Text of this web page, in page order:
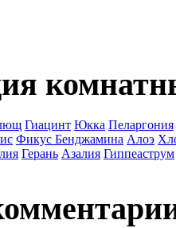
Гиацинт Юкка Пеларгония
Фикус Бенджамина Алоэ
Герань Азалия Гиппеаструм